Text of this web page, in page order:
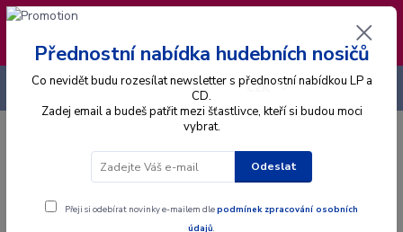
❣️ Od 4.8. do 13.8. čerpám dovolenou. Datum
expedice objednávek se posouvá na pátek
14.8.2026 🐋
Menu
CZK
+420 725 736 293
Přednostní nabídka hudebních nosičů
Co nevidět budu rozesílat newsletter s přednostní nabídkou LP a
CD.
Zadej email a budeš patřit mezi šťastlivce, kteří si budou moci
vybrat.
Odeslat
Přeji si odebírat novinky e-mailem dlepodmínek zpracování osobních
údajů.